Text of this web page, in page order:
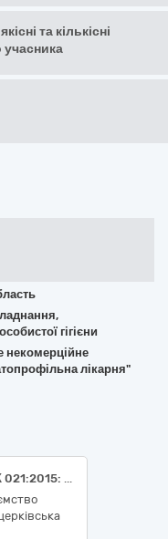
та кількісні
учасника
гігієни
некомерційне
лікарня"
Електрохірургічний апарат код ДК 021:2015: 33160000-9 - Устаткування для операційних блоків (Код номенклатурної позиції за ДК 021:2015: 33162100-4 Апаратура для операційних блоків, НК 024:2023: 44776 Електрохірургічна система, код НК 031:2024: Z12010902- Електрохірургічні апарати (ЕХА) для загального використання.